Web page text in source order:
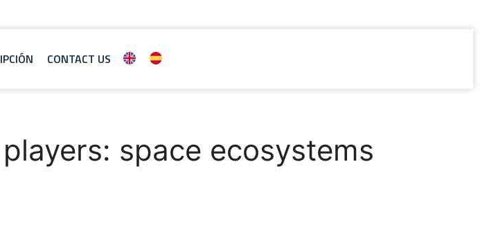
CONTACT US
space ecosystems